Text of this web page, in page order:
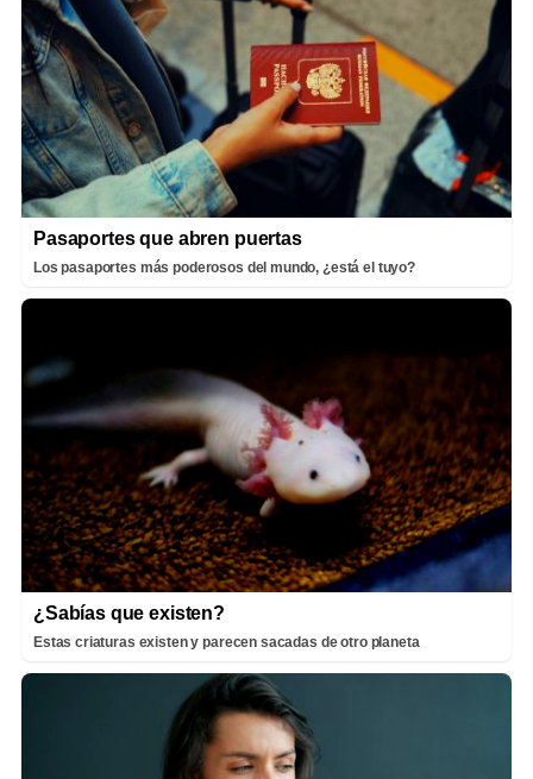
Pasaportes que abren puertas
Los pasaportes más poderosos del mundo, ¿está el tuyo?
¿Sabías que existen?
Estas criaturas existen y parecen sacadas de otro planeta